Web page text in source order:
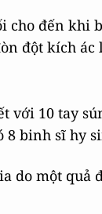
cho đến khi
đột kích
với 10 tay
8 binh sĩ hy
do một